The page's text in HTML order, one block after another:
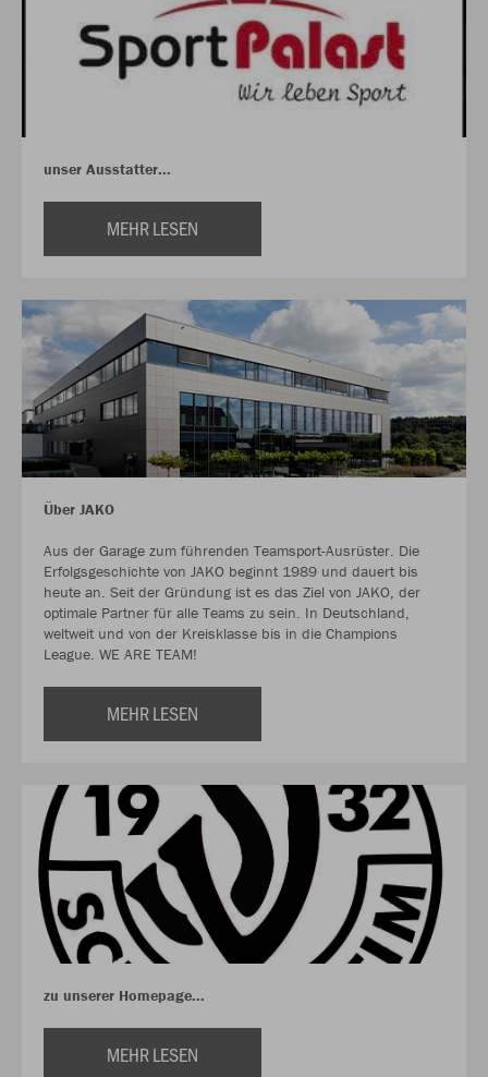
unser Ausstatter...
MEHR LESEN
Über JAKO
Aus der Garage zum führenden Teamsport-Ausrüster. Die
Erfolgsgeschichte von JAKO beginnt 1989 und dauert bis
heute an. Seit der Gründung ist es das Ziel von JAKO, der
optimale Partner für alle Teams zu sein. In Deutschland,
weltweit und von der Kreisklasse bis in die Champions
League. WE ARE TEAM!
MEHR LESEN
zu unserer Homepage...
MEHR LESEN